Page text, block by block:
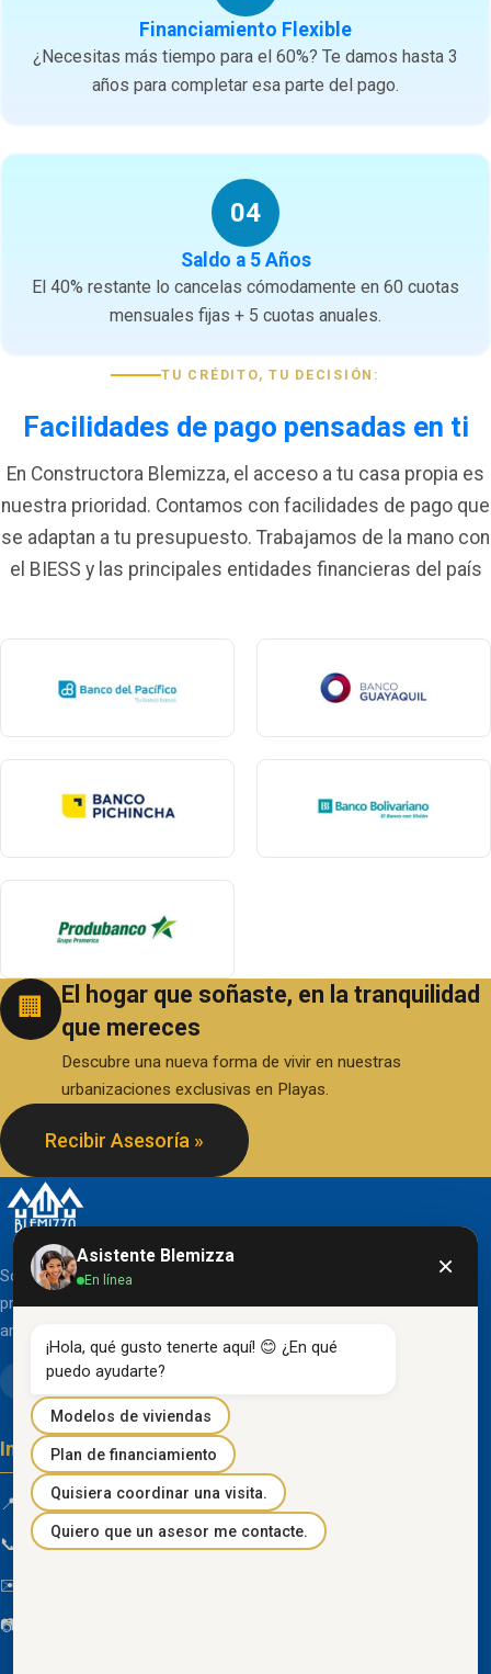
Financiamiento Flexible
¿Necesitas más tiempo para el 60%? Te damos hasta 3
años para completar esa parte del pago.
04
Saldo a 5 Años
El 40% restante lo cancelas cómodamente en 60 cuotas
mensuales fijas + 5 cuotas anuales.
TU CRÉDITO, TU DECISIÓN:
Facilidades de pago pensadas en ti
En Constructora Blemizza, el acceso a tu casa propia es
nuestra prioridad. Contamos con facilidades de pago que
se adaptan a tu presupuesto. Trabajamos de la mano con
el BIESS y las principales entidades financieras del país
🏢
El hogar que soñaste, en la tranquilidad
que mereces
Descubre una nueva forma de vivir en nuestras
urbanizaciones exclusivas en Playas.
Recibir Asesoría »
Somos una organización líder en el desarrollo de
proyectos inmobiliarios que destacan por su diseño
arquitectónico clásico y acabados de primera línea.
Información de contacto
📍 Km 85 Vía Progreso, Playas, Guayas, Ecuador
📞 096 934 4318
✉️
📷
Asistente Blemizza
En línea ×
¡Hola, qué gusto tenerte aquí! 😊 ¿En qué
puedo ayudarte?
Modelos de viviendas
Plan de financiamiento
Quisiera coordinar una visita.
Quiero que un asesor me contacte.